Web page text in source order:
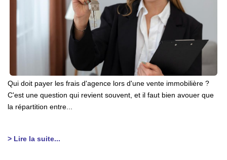
Qui doit payer les frais d'agence lors d'une vente immobilière ?
C'est une question qui revient souvent, et il faut bien avouer que
la répartition entre...
> Lire la suite...